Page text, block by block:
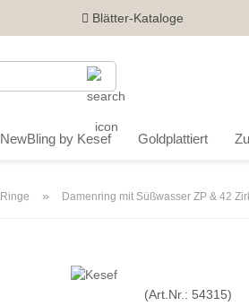
Blätter-Kataloge
NewBling by Kesef Goldplattiert
Ringe » Damenring mit Süßwasser ZP & 42
(Art.Nr.: 54315)